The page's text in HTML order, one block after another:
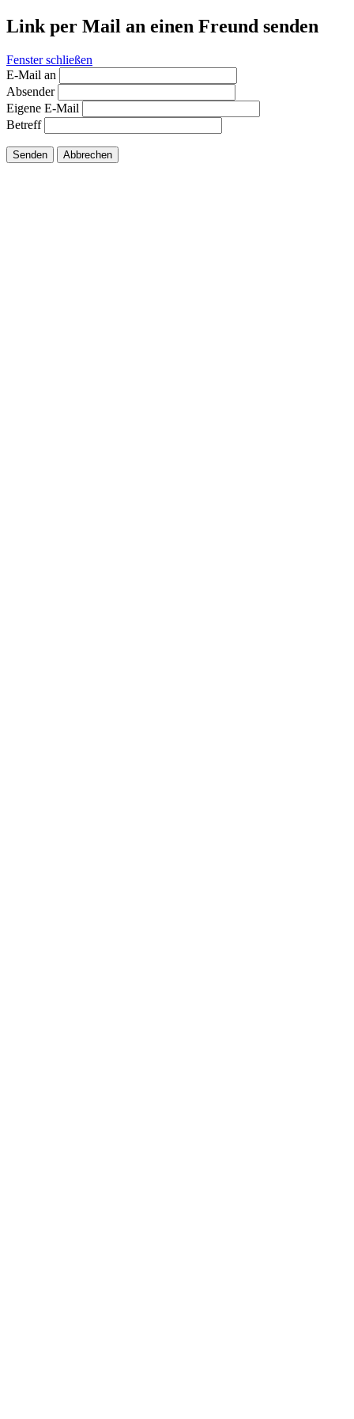
Link per Mail an einen Freund senden
Fenster schließen
E-Mail an
Absender
Eigene E-Mail
Betreff
Senden Abbrechen